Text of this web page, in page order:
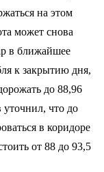
на этом
может снова
в ближайшее
к закрытию дня,
до 88,96
уточнил, что до
в коридоре
от 88 до 93,5